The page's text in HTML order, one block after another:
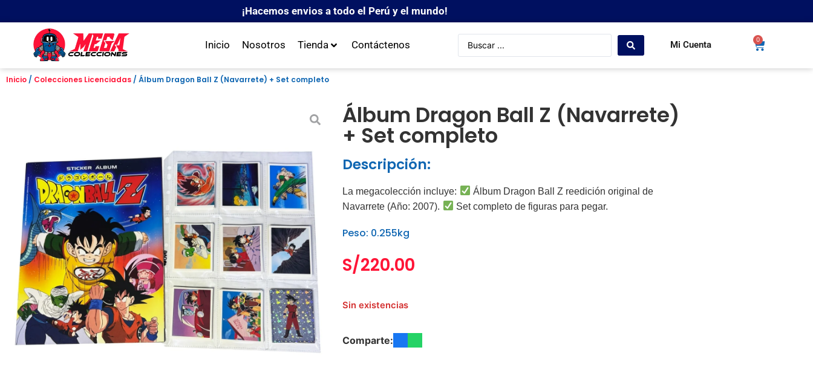
¡Hacemos envios a todo el Perú y el mundo!
Inicio Nosotros Tienda Contáctenos Mi Cuenta
0
Inicio / Colecciones Licenciadas / Álbum Dragon Ball Z (Navarrete) + Set completo
Álbum Dragon Ball Z (Navarrete)
+ Set completo
Descripción:
La megacolección incluye:
Álbum Dragon Ball Z reedición original de
Navarrete (Año: 2007).
Set completo de figuras para pegar.
Peso: 0.255kg
S/220.00
Sin existencias
Comparte: